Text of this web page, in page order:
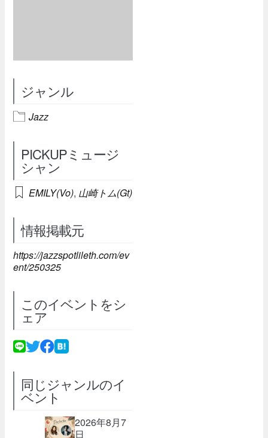
ジャンル
Jazz
PICKUPミュージ
シャン
EMILY(Vo), 山崎トム(Gt)
情報掲載元
https://jazzspotlileth.com/ev
ent/250325
このイベントをシ
ェア
同じジャンルのイ
ベント
2026年8月7
日